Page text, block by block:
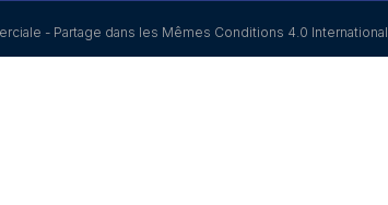
- Partage dans les Mêmes Conditions 4.0 International